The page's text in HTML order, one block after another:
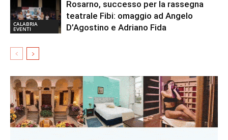
CALABRIA
EVENTI
Rosarno, successo per la rassegna
teatrale Fibi: omaggio ad Angelo
D’Agostino e Adriano Fida